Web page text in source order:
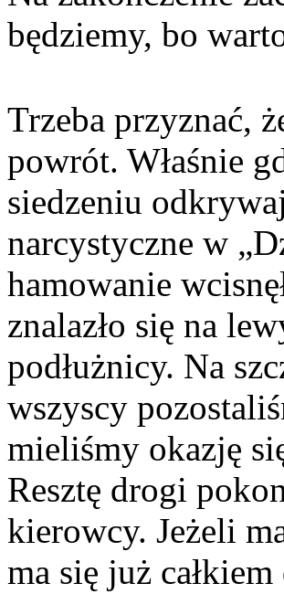
będziemy, bo
Trzeba przyznać,
powrót. Właśnie
siedzeniu
narcystyczne w
hamowanie
znalazło się na
podłużnicy. Na
wszyscy
mieliśmy okazję
Resztę drogi
kierowcy. Jeżeli
ma się już